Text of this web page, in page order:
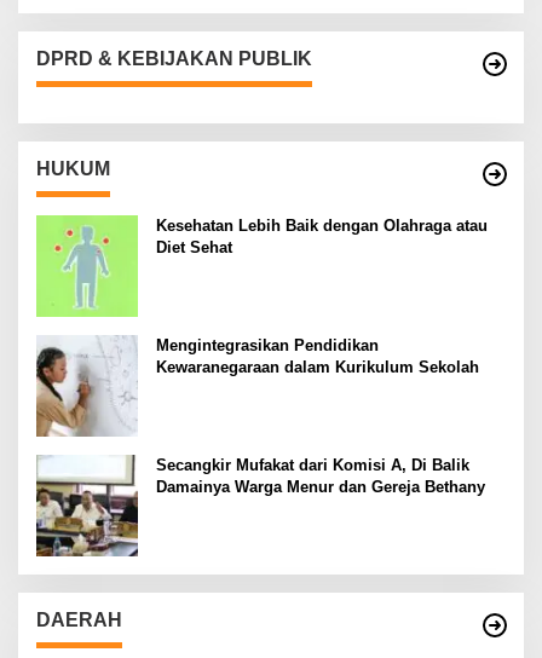
DPRD & KEBIJAKAN PUBLIK
HUKUM
Kesehatan Lebih Baik dengan Olahraga atau
Diet Sehat
Mengintegrasikan Pendidikan
Kewaranegaraan dalam Kurikulum Sekolah
Secangkir Mufakat dari Komisi A, Di Balik
Damainya Warga Menur dan Gereja Bethany
DAERAH